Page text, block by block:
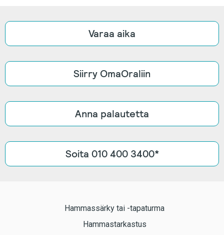
Varaa aika
Siirry OmaOraliin
Anna palautetta
Soita 010 400 3400*
Hammassärky tai -tapaturma
Hammastarkastus